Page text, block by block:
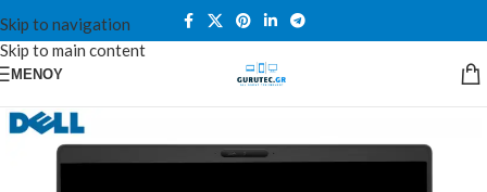
Skip to navigation
Skip to main content
ΜΕΝΟΎ